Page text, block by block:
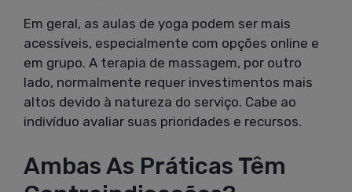
Em geral, as aulas de yoga podem ser mais
acessíveis, especialmente com opções online e
em grupo. A terapia de massagem, por outro
lado, normalmente requer investimentos mais
altos devido à natureza do serviço. Cabe ao
indivíduo avaliar suas prioridades e recursos.
Ambas As Práticas Têm